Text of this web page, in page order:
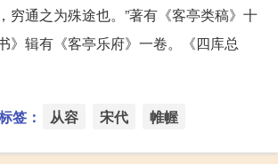
穷通之为殊途也。”著有《客亭类稿》十
》辑有《客亭乐府》一卷。《四库总
签： 从容 宋代 帷幄